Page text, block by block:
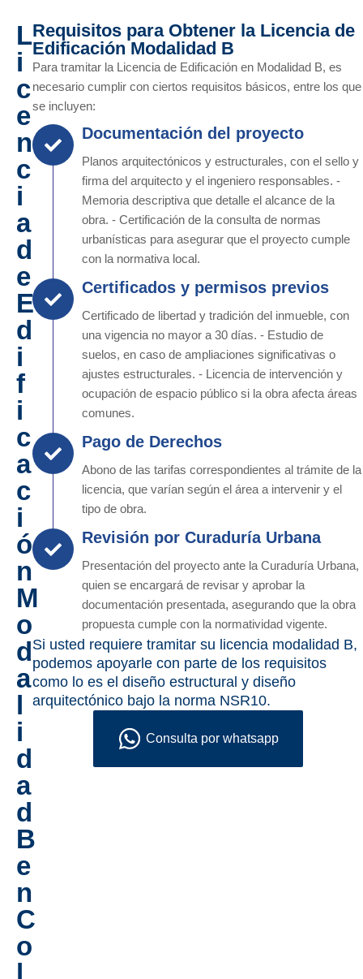
L
i
c
e
n
c
i
a
d
e
E
d
i
f
i
c
a
c
i
ó
n
M
o
d
a
l
i
d
a
d
B
e
n
C
o
l
Requisitos para Obtener la Licencia de
Edificación Modalidad B
Para tramitar la Licencia de Edificación en Modalidad B, es
necesario cumplir con ciertos requisitos básicos, entre los que
se incluyen:
Documentación del proyecto
Planos arquitectónicos y estructurales, con el sello y
firma del arquitecto y el ingeniero responsables. -
Memoria descriptiva que detalle el alcance de la
obra. - Certificación de la consulta de normas
urbanísticas para asegurar que el proyecto cumple
con la normativa local.
Certificados y permisos previos
Certificado de libertad y tradición del inmueble, con
una vigencia no mayor a 30 días. - Estudio de
suelos, en caso de ampliaciones significativas o
ajustes estructurales. - Licencia de intervención y
ocupación de espacio público si la obra afecta áreas
comunes.
Pago de Derechos
Abono de las tarifas correspondientes al trámite de la
licencia, que varían según el área a intervenir y el
tipo de obra.
Revisión por Curaduría Urbana
Presentación del proyecto ante la Curaduría Urbana,
quien se encargará de revisar y aprobar la
documentación presentada, asegurando que la obra
propuesta cumple con la normatividad vigente.
Si usted requiere tramitar su licencia modalidad B,
podemos apoyarle con parte de los requisitos
como lo es el diseño estructural y diseño
arquitectónico bajo la norma NSR10.
Consulta por whatsapp